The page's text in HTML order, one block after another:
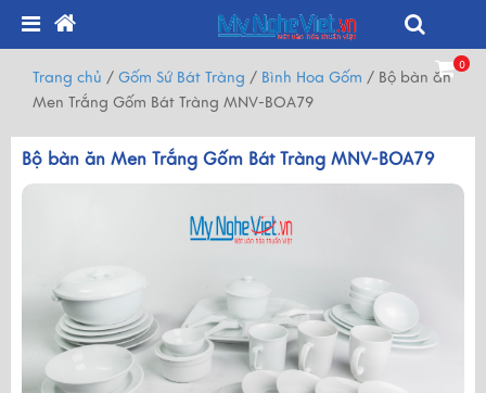
0
Trang chủ / Gốm Sứ Bát Tràng / Bình Hoa Gốm / Bộ bàn ăn
Men Trắng Gốm Bát Tràng MNV-BOA79
Bộ bàn ăn Men Trắng Gốm Bát Tràng MNV-BOA79